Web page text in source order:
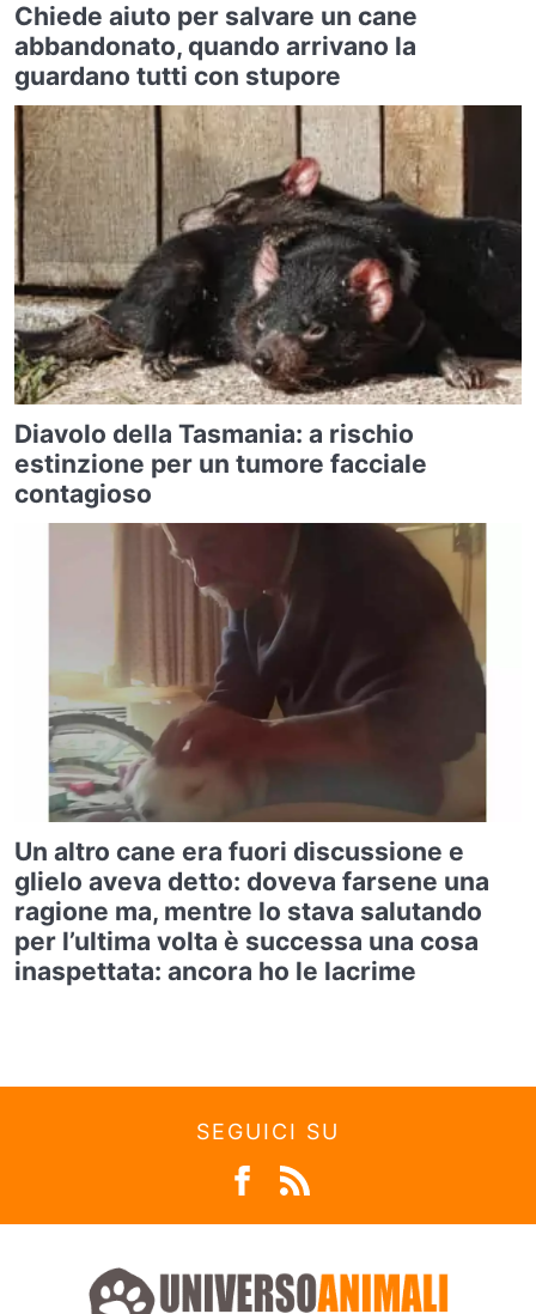
Chiede aiuto per salvare un cane
abbandonato, quando arrivano la
guardano tutti con stupore
Diavolo della Tasmania: a rischio
estinzione per un tumore facciale
contagioso
Un altro cane era fuori discussione e
glielo aveva detto: doveva farsene una
ragione ma, mentre lo stava salutando
per l’ultima volta è successa una cosa
inaspettata: ancora ho le lacrime
SEGUICI SU